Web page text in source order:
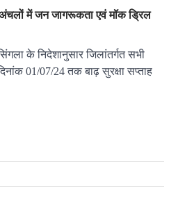
अंचलों में जन जागरूकता एवं मॉक ड्रिल
के निदेशानुसार जिलांतर्गत सभी
01/07/24 तक बाढ़ सुरक्षा सप्ताह